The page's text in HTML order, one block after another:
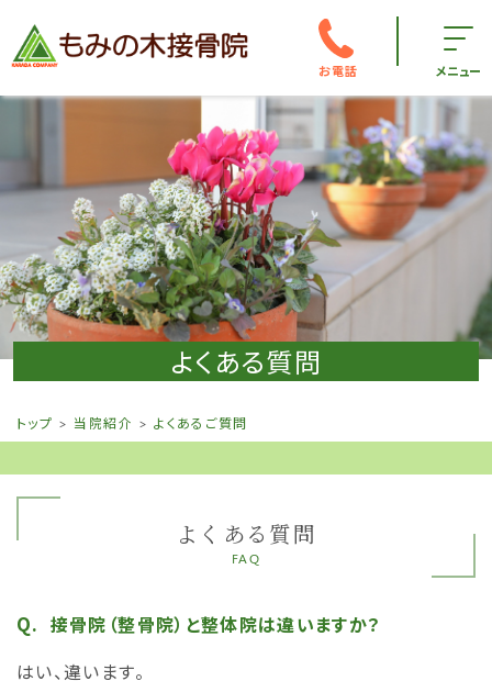
お電話 メニュー
よくある質問
トップ 当院紹介 よくあるご質問
よくある質問
FAQ
接骨院（整骨院）と整体院は違いますか？
はい、違います。